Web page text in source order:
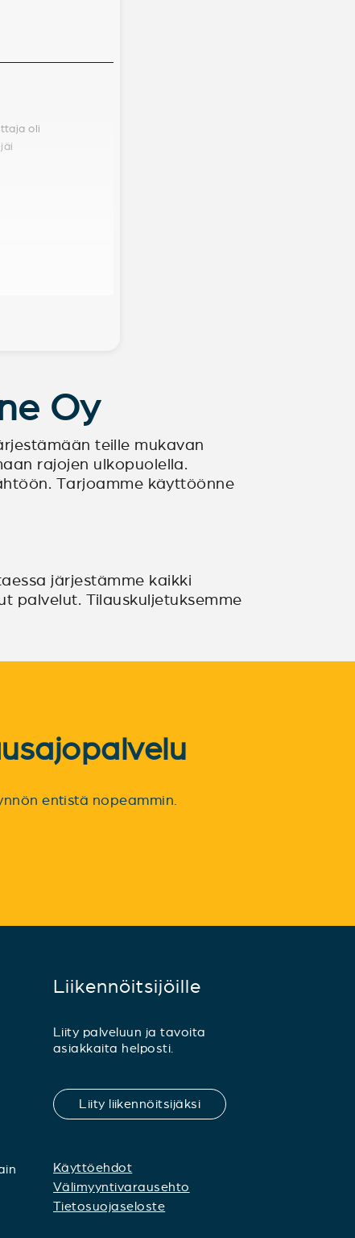
oli
Oy
teille mukavan
rajojen ulkopuolella.
Tarjoamme käyttöönne
järjestämme kaikki
palvelut. Tilauskuljetuksemme
entistä nopeammin.
Liikennöitsijöille
Liity palveluun ja tavoita
asiakkaita helposti.
Liity liikennöitsijäksi
Käyttöehdot
Välimyyntivarausehto
Tietosuojaseloste